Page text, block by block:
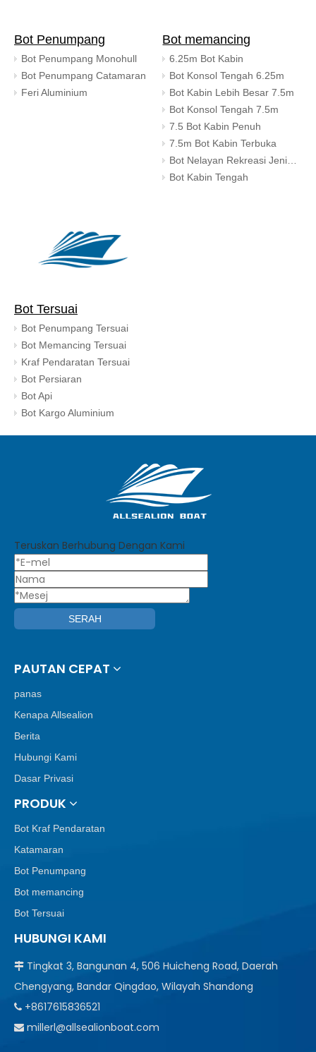
Bot Penumpang
Bot Penumpang Monohull
Bot Penumpang Catamaran
Feri Aluminium
Bot memancing
6.25m Bot Kabin
Bot Konsol Tengah 6.25m
Bot Kabin Lebih Besar 7.5m
Bot Konsol Tengah 7.5m
7.5 Bot Kabin Penuh
7.5m Bot Kabin Terbuka
Bot Kabin Tengah
Bot Tersuai
Bot Penumpang Tersuai
Bot Memancing Tersuai
Kraf Pendaratan Tersuai
Bot Persiaran
Bot Api
Bot Kargo Aluminium
Teruskan Berhubung Dengan Kami
SERAH
PAUTAN CEPAT
panas
Kenapa Allsealion
Berita
Hubungi Kami
Dasar Privasi
PRODUK
Bot Kraf Pendaratan
Katamaran
Bot Penumpang
Bot memancing
Bot Tersuai
HUBUNGI KAMI
 Tingkat 3, Bangunan 4, 506 Huicheng Road, Daerah
Chengyang, Bandar Qingdao, Wilayah Shandong
 +8617615836521
 millerl@allsealionboat.com